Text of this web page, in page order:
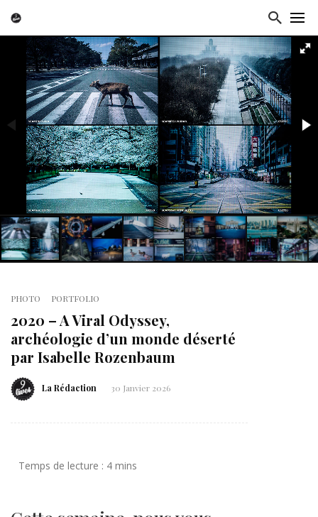
PHOTO PORTFOLIO
2020 – A Viral Odyssey,
archéologie d’un monde déserté
par Isabelle Rozenbaum
La Rédaction 30 Janvier 2026